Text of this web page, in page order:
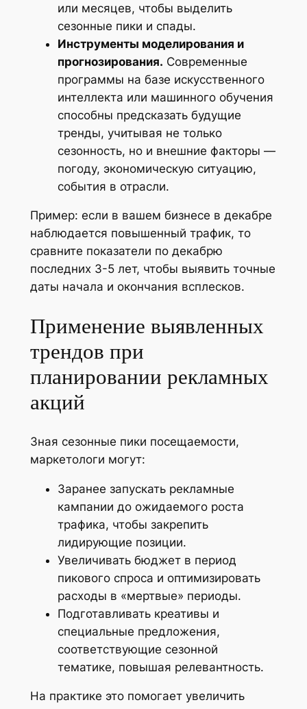
или месяцев, чтобы выделить
сезонные пики и спады.
Инструменты моделирования и
прогнозирования. Современные
программы на базе искусственного
интеллекта или машинного обучения
способны предсказать будущие
тренды, учитывая не только
сезонность, но и внешние факторы —
погоду, экономическую ситуацию,
события в отрасли.
Пример: если в вашем бизнесе в декабре
наблюдается повышенный трафик, то
сравните показатели по декабрю
последних 3-5 лет, чтобы выявить точные
даты начала и окончания всплесков.
Применение выявленных
трендов при
планировании рекламных
акций
Зная сезонные пики посещаемости,
маркетологи могут:
Заранее запускать рекламные
кампании до ожидаемого роста
трафика, чтобы закрепить
лидирующие позиции.
Увеличивать бюджет в период
пикового спроса и оптимизировать
расходы в «мертвые» периоды.
Подготавливать креативы и
специальные предложения,
соответствующие сезонной
тематике, повышая релевантность.
На практике это помогает увеличить